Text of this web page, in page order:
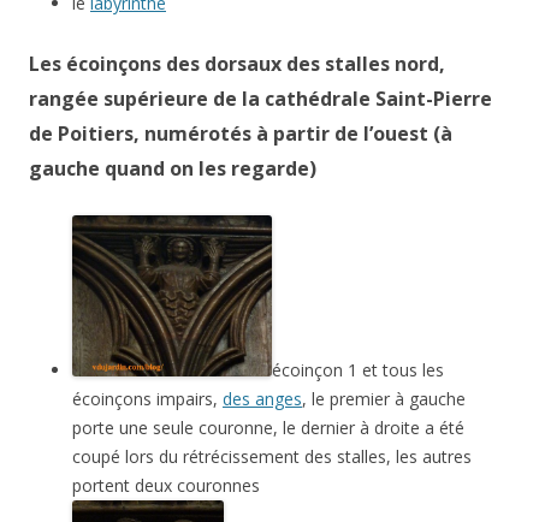
Les écoinçons des dorsaux des stalles nord,
rangée supérieure de la cathédrale Saint-Pierre
de Poitiers, numérotés à partir de l’ouest (à
gauche quand on les regarde)
écoinçon 1 et tous les
écoinçons impairs, des anges, le premier à gauche
porte une seule couronne, le dernier à droite a été
coupé lors du rétrécissement des stalles, les autres
portent deux couronnes